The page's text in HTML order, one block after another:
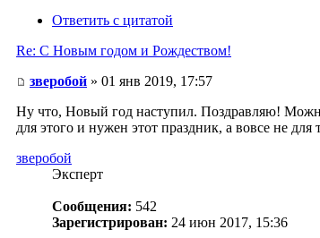
Ответить с цитатой
Re: С Новым годом и Рождеством!
зверобой » 01 янв 2019, 17:57
Ну что, Новый год наступил. Поздравляю!
для этого и нужен этот праздник, а вовсе не для
зверобой
Эксперт
Сообщения: 542
Зарегистрирован: 24 июн 2017, 15:36